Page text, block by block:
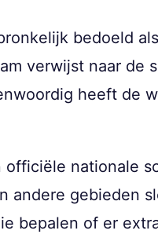
bedoeld
verwijst naar de
heeft de
officiële nationale
andere gebieden
bepalen of er